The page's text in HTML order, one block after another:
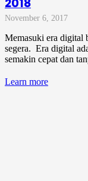
November 6, 2017
Memasuki era digital
segera. Era digital
semakin cepat dan
Learn more